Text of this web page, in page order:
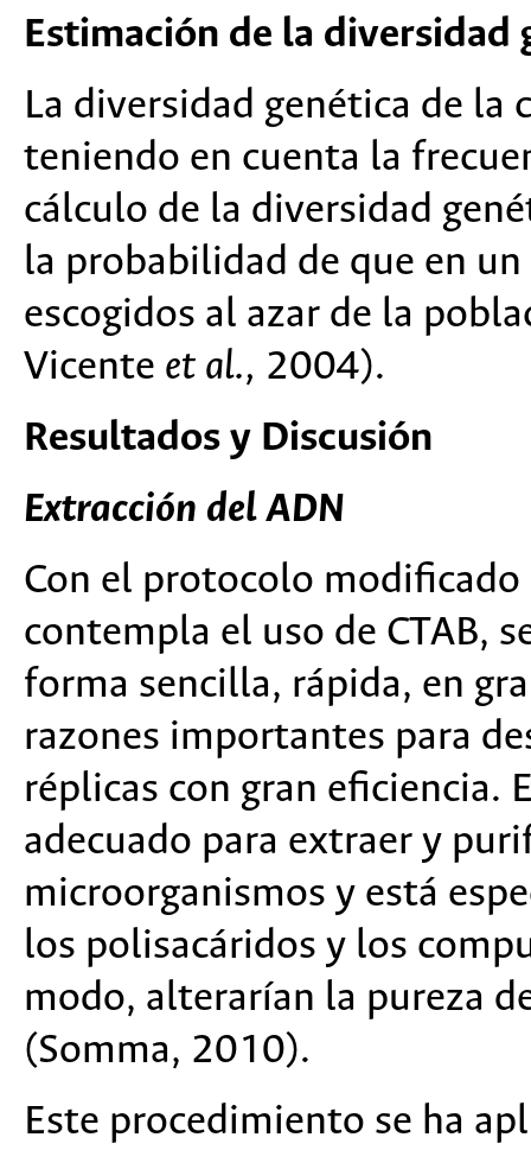
Estimación de la diversidad
La diversidad genética de la
teniendo en cuenta la
cálculo de la diversidad
la probabilidad de que en
escogidos al azar de la
Vicente et al., 2004).
Resultados y Discusión
Extracción del ADN
Con el protocolo
contempla el uso de CTAB,
forma sencilla, rápida, en
razones importantes para
réplicas con gran eficiencia.
adecuado para extraer y
microorganismos y está
los polisacáridos y los
modo, alterarían la pureza
(Somma, 2010).
Este procedimiento se ha